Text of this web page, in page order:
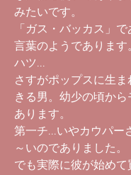
みたいです。
「ガス・バッカス」
言葉のようであります
ハツ...
さすがポップスに生
きる男。幼少の頃か
あります。
第一チ...いやカウパー
～いのでありました。
でも実際に彼が始めて